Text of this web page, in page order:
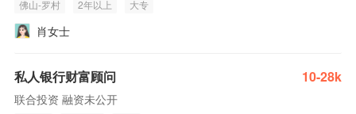
佛山-罗村 2年以上 大专
肖女士
私人银行财富顾问 10-28k
联合投资 融资未公开